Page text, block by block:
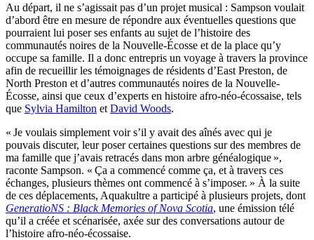
Au départ, il ne s’agissait pas d’un projet musical : Sampson voulait
d’abord être en mesure de répondre aux éventuelles questions que
pourraient lui poser ses enfants au sujet de l’histoire des
communautés noires de la Nouvelle-Écosse et de la place qu’y
occupe sa famille. Il a donc entrepris un voyage à travers la province
afin de recueillir les témoignages de résidents d’East Preston, de
North Preston et d’autres communautés noires de la Nouvelle-
Écosse, ainsi que ceux d’experts en histoire afro-néo-écossaise, tels
que Sylvia Hamilton et David Woods.
« Je voulais simplement voir s’il y avait des aînés avec qui je
pouvais discuter, leur poser certaines questions sur des membres de
ma famille que j’avais retracés dans mon arbre généalogique »,
raconte Sampson. « Ça a commencé comme ça, et à travers ces
échanges, plusieurs thèmes ont commencé à s’imposer. » À la suite
de ces déplacements, Aquakultre a participé à plusieurs projets, dont
GeneratioNS : Black Memories of Nova Scotia, une émission télé
qu’il a créée et scénarisée, axée sur des conversations autour de
l’histoire afro-néo-écossaise.